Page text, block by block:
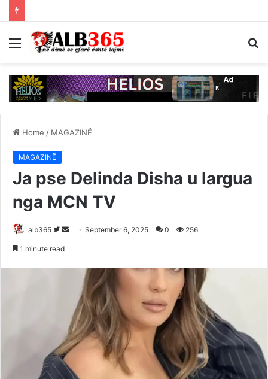
Menu
Home / MAGAZINË
MAGAZINË
Ja pse Delinda Disha u largua
nga MCN TV
alb365
Follow
Send September 6, 2025 0 256
1 minute read